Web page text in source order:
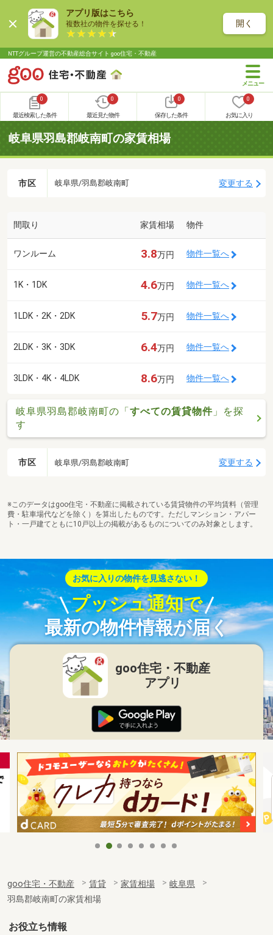
アプリ版はこちら
複数社の物件を探せる！ 開く
NTTグループ運営の不動産総合サイト goo住宅・不動産
0
最近検索した条件
0
最近見た物件
0
保存した条件
0
お気に入り
岐阜県羽島郡岐南町の家賃相場
市区 岐阜県/羽島郡岐南町 変更する
間取り 家賃相場 物件
ワンルーム 3.8万円 物件一覧へ
1K・1DK 4.6万円 物件一覧へ
1LDK・2K・2DK 5.7万円 物件一覧へ
2LDK・3K・3DK 6.4万円 物件一覧へ
3LDK・4K・4LDK 8.6万円 物件一覧へ
岐阜県羽島郡岐南町の「すべての賃貸物件 」を探
す
市区 岐阜県/羽島郡岐南町 変更する
※このデータはgoo住宅・不動産に掲載されている賃貸物件の平均賃料（管理
費・駐車場代などを除く）を算出したものです。ただしマンション・アパー
ト・一戸建てともに10戸以上の掲載があるものについてのみ対象とします。
お気に入りの物件を見逃さない！
プッシュ通知で
最新の物件情報が届く
goo住宅・不動産
アプリ
goo住宅・不動産 賃貸 家賃相場
岐阜県
羽島郡岐南町の家賃相場
お役立ち情報